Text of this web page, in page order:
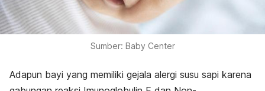
Sumber: Baby Center
Adapun bayi yang memiliki gejala alergi susu sapi karena